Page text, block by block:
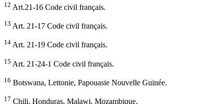
12 Art.21-16 Code civil français.
13 Art. 21-17 Code civil français.
14 Art. 21-19 Code civil français.
15 Art. 21-24-1 Code civil français.
16 Botswana, Lettonie, Papouasie Nouvelle Guinée.
17 Chili, Honduras, Malawi, Mozambique.